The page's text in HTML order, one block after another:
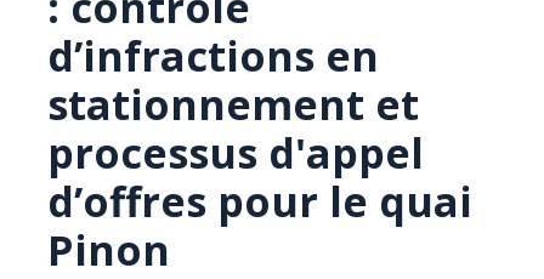
d’infractions en
stationnement et
processus d'appel
d’offres pour le quai
Pinon